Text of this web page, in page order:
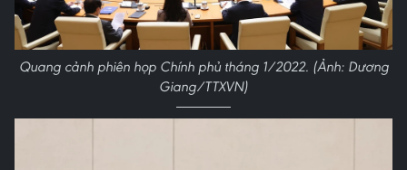
Quang cảnh phiên họp Chính phủ tháng 1/2022. (Ảnh: Dương
Giang/TTXVN)